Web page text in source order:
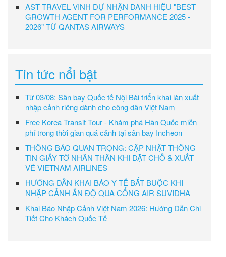
AST TRAVEL VINH DỰ NHẬN DANH HIỆU "BEST
GROWTH AGENT FOR PERFORMANCE 2025 -
2026" TỪ QANTAS AIRWAYS
Tin tức nổi bật
Từ 03/08: Sân bay Quốc tế Nội Bài triển khai làn xuất
nhập cảnh riêng dành cho công dân Việt Nam
Free Korea Transit Tour - Khám phá Hàn Quốc miễn
phí trong thời gian quá cảnh tại sân bay Incheon
THÔNG BÁO QUAN TRỌNG: CẬP NHẬT THÔNG
TIN GIẤY TỜ NHÂN THÂN KHI ĐẶT CHỖ & XUẤT
VÉ VIETNAM AIRLINES
HƯỚNG DẪN KHAI BÁO Y TẾ BẮT BUỘC KHI
NHẬP CẢNH ẤN ĐỘ QUA CỔNG AIR SUVIDHA
Khai Báo Nhập Cảnh Việt Nam 2026: Hướng Dẫn Chi
Tiết Cho Khách Quốc Tế